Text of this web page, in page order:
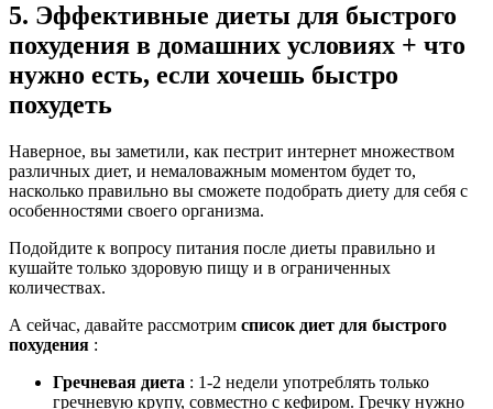
5. Эффективные диеты для быстрого
похудения в домашних условиях + что
нужно есть, если хочешь быстро
похудеть
Наверное, вы заметили, как пестрит интернет множеством
различных диет, и немаловажным моментом будет то,
насколько правильно вы сможете подобрать диету для себя с
особенностями своего организма.
Подойдите к вопросу питания после диеты правильно и
кушайте только здоровую пищу и в ограниченных
количествах.
А сейчас, давайте рассмотрим список диет для быстрого
похудения :
Гречневая диета : 1-2 недели употреблять только
гречневую крупу, совместно с кефиром. Гречку нужно